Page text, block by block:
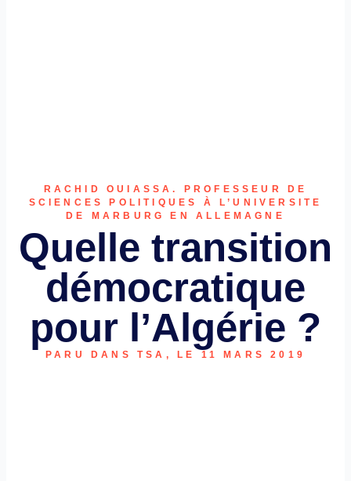
RACHID OUIASSA. PROFESSEUR DE
SCIENCES POLITIQUES À L’UNIVERSITE
DE MARBURG EN ALLEMAGNE
Quelle transition
démocratique
pour l’Algérie ?
PARU DANS TSA, LE 11 MARS 2019